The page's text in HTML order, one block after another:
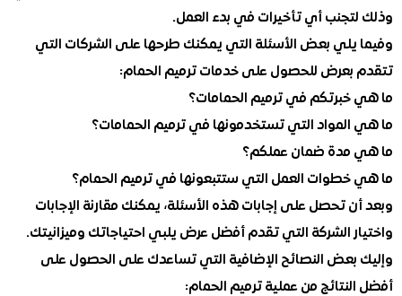
أي تأخيرات في بدء العمل.
بعض الأسئلة التي يمكنك طرحها على الشركات التي
بعرض للحصول على خدمات ترميم الحمام:
في ترميم الحمامات؟
التي تستخدمونها في ترميم الحمامات؟
ضمان عملكم؟
العمل التي ستتبعونها في ترميم الحمام؟
تحصل على إجابات هذه الأسئلة، يمكنك مقارنة الإجابات
الشركة التي تقدم أفضل عرض يلبي احتياجاتك وميزانيتك.
النصائح الإضافية التي تساعدك على الحصول على
من عملية ترميم الحمام: